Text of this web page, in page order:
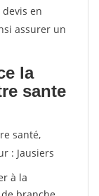
en
assurer un
la
sante
santé,
: Jausiers
à la